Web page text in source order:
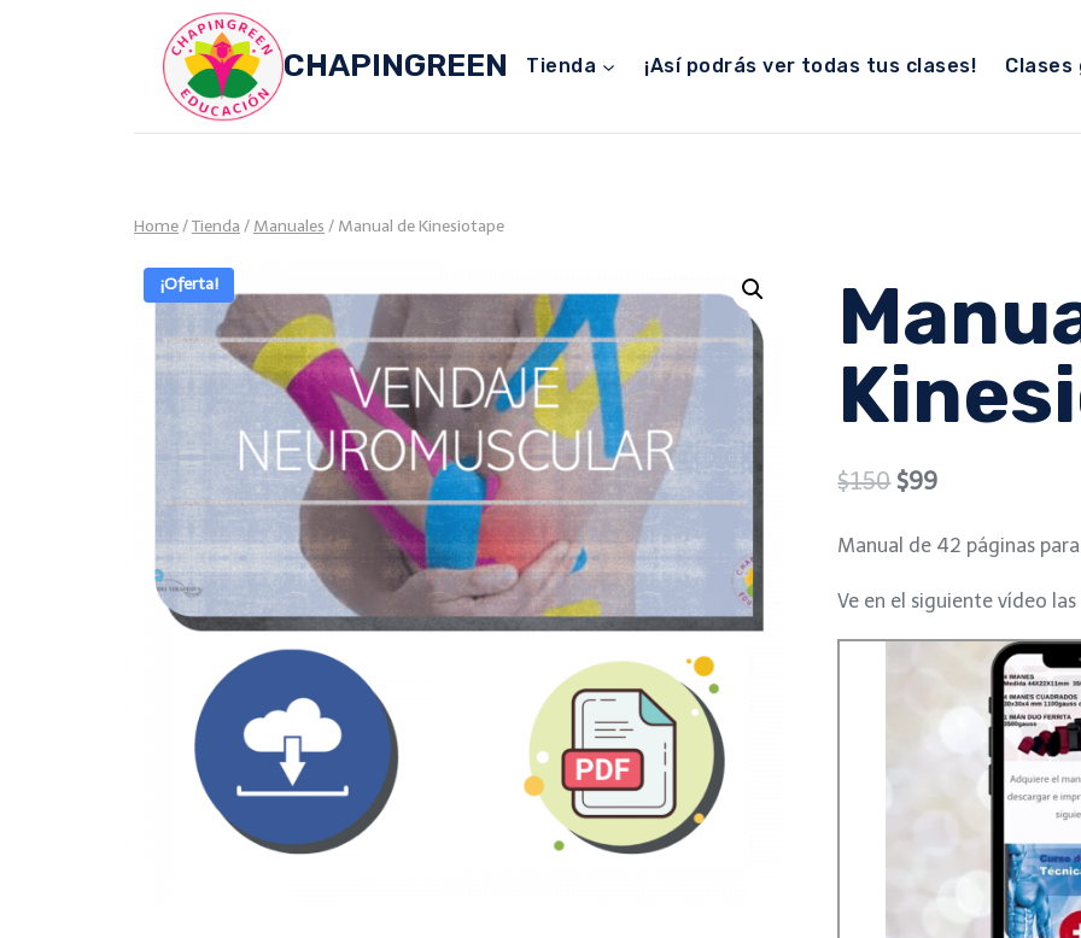
CHAPINGREEN Tienda ¡Así podrás ver todas tus clases!
Home/Tienda / Manuales / Manual de Kinesiotape
¡Oferta!
$150 Original
$150.
$99Current
$99.
Manual de 42 páginas
Ve en el siguiente vídeo